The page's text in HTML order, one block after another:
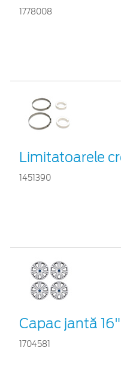
1778008
Limitatoarele
1451390
Capac jantă 16"
1704581